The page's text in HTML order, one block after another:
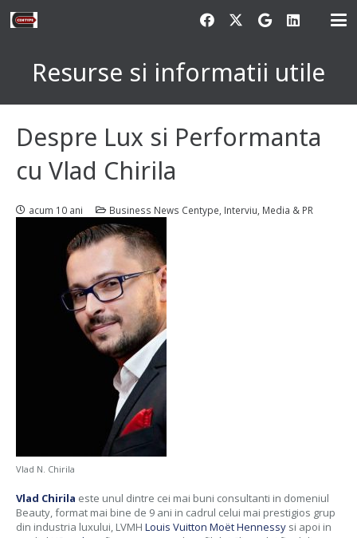
Resurse si informatii utile
Despre Lux si Performanta
cu Vlad Chirila
acum 10 ani Business News Centype Interviu Media & PR
Vlad N. Chirila
Vlad Chirila este unul dintre cei mai buni consultanti in domeniul
Beauty, format mai bine de 9 ani in cadrul celui mai prestigios grup
din industria luxului, LVMH Louis Vuitton Moët Hennessysi apoi in